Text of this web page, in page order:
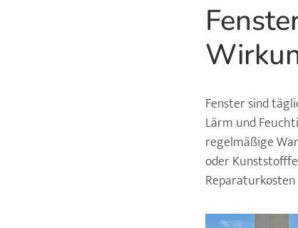
Fenster sind
Lärm und
regelmäßige
oder